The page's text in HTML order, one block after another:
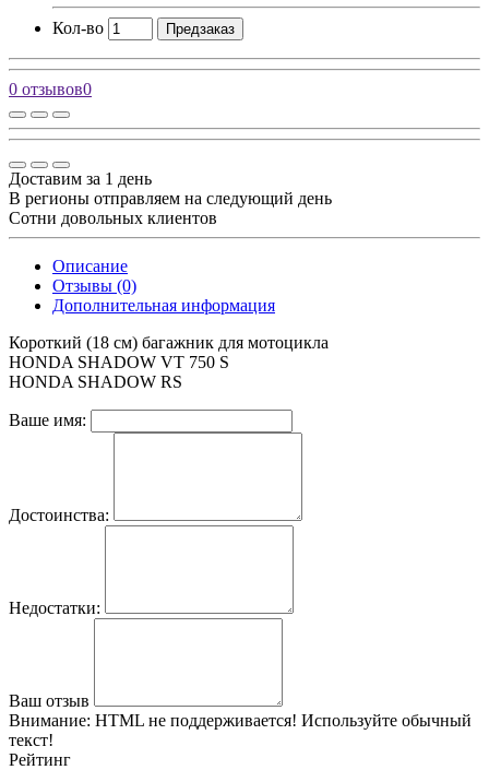
Кол-во Предзаказ
0 отзывов0
Доставим за 1 день
В регионы отправляем на следующий день
Сотни довольных клиентов
Описание
Отзывы (0)
Дополнительная информация
Короткий (18 см) багажник для мотоцикла
HONDA SHADOW VT 750 S
HONDA SHADOW RS
Ваше имя:
Достоинства:
Недостатки:
Ваш отзыв
Внимание: HTML не поддерживается! Используйте обычный
текст!
Рейтинг